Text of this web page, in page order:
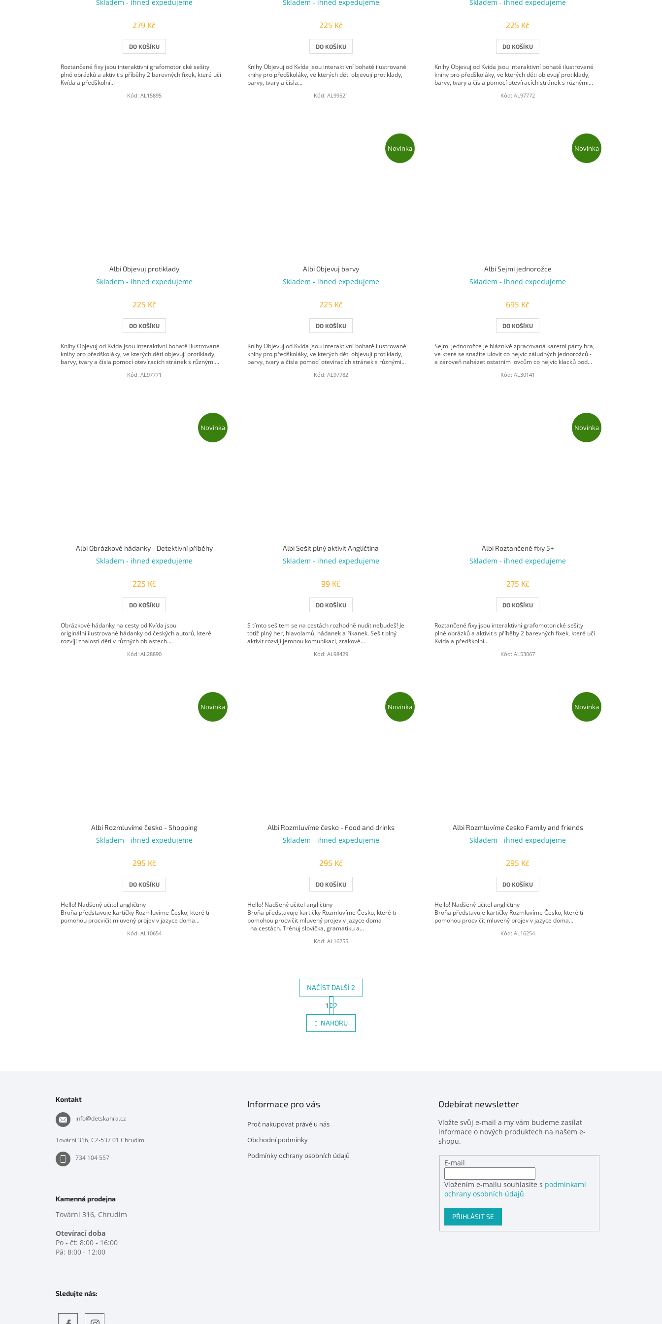
Skladem - ihned expedujeme
279 Kč
DO KOŠÍKU
Roztančené fixy jsou interaktivní grafomotorické sešity
plné obrázků a aktivit s příběhy 2 barevných fixek, které učí
Kvída a předškolní...
Kód: AL15895
Skladem - ihned expedujeme
225 Kč
DO KOŠÍKU
Knihy Objevuj od Kvída jsou interaktivní bohatě ilustrované
knihy pro předškoláky, ve kterých děti objevují protiklady,
barvy, tvary a čísla...
Kód: AL99521
Skladem - ihned expedujeme
225 Kč
DO KOŠÍKU
Knihy Objevuj od Kvída jsou interaktivní bohatě ilustrované
knihy pro předškoláky, ve kterých děti objevují protiklady,
barvy, tvary a čísla pomocí otevíracích stránek s různými...
Kód:AL97772
Albi Objevuj protiklady
Skladem - ihned expedujeme
225 Kč
DO KOŠÍKU
Knihy Objevuj od Kvída jsou interaktivní bohatě ilustrované
knihy pro předškoláky, ve kterých děti objevují protiklady,
barvy, tvary a čísla pomocí otevíracích stránek s různými...
Kód: AL97771
Novinka
Albi Objevuj barvy
Skladem - ihned expedujeme
225 Kč
DO KOŠÍKU
Knihy Objevuj od Kvída jsou interaktivní bohatě ilustrované
knihy pro předškoláky, ve kterých děti objevují protiklady,
barvy, tvary a čísla pomocí otevíracích stránek s různými...
Kód: AL97782
Novinka
Albi Sejmi jednorožce
Skladem - ihned expedujeme
695 Kč
DO KOŠÍKU
Sejmi jednorožce je bláznivě zpracovaná karetní párty hra,
ve které se snažíte ulovit co nejvíc záludných jednorožců -
a zároveň naházet ostatním lovcům co nejvíc klacků pod...
Kód:AL30141
Novinka
Albi Obrázkové hádanky - Detektivní příběhy
Skladem - ihned expedujeme
225 Kč
DO KOŠÍKU
Obrázkové hádanky na cesty od Kvída jsou
originální ilustrované hádanky od českých autorů, které
rozvíjí znalosti dětí v různých oblastech....
Kód: AL28890
Albi Sešit plný aktivit Angličtina
Skladem - ihned expedujeme
99 Kč
DO KOŠÍKU
S tímto sešitem se na cestách rozhodně nudit nebudeš! Je
totiž plný her, hlavolamů, hádanek a říkanek. Sešit plný
aktivit rozvíjí jemnou komunikaci, zrakové...
Kód: AL98429
Novinka
Albi Roztančené fixy 5+
Skladem - ihned expedujeme
275 Kč
DO KOŠÍKU
Roztančené fixy jsou interaktivní grafomotorické sešity
plné obrázků a aktivit s příběhy 2 barevných fixek, které učí
Kvída a předškolní...
Kód:AL53067
Novinka
Albi Rozmluvíme česko - Shopping
Skladem - ihned expedujeme
295 Kč
DO KOŠÍKU
Hello! Nadšený učitel angličtiny
Broňa představuje kartičky Rozmluvíme Česko, které ti
pomohou procvičit mluvený projev v jazyce doma...
Kód: AL10654
Novinka
Albi Rozmluvíme česko - Food and drinks
Skladem - ihned expedujeme
295 Kč
DO KOŠÍKU
Hello! Nadšený učitel angličtiny
Broňa představuje kartičky Rozmluvíme Česko, které ti
pomohou procvičit mluvený projev v jazyce doma
i na cestách. Trénuj slovíčka, gramatiku a...
Kód: AL16255
Novinka
Albi Rozmluvíme česko Family and friends
Skladem - ihned expedujeme
295 Kč
DO KOŠÍKU
Hello! Nadšený učitel angličtiny
Broňa představuje kartičky Rozmluvíme Česko, které ti
pomohou procvičit mluvený projev v jazyce doma...
Kód:AL16254
O
v
l
i
NAČÍST DALŠÍ 2
t
r
á
n
1 2
NAHORU
Kontakt
info@detskahra.cz
Tovární 316, CZ-537 01 Chrudim
734 104 557
Kamenná prodejna
Tovární 316, Chrudim
Otevírací doba
Po - čt: 8:00 - 16:00
Pá: 8:00 - 12:00
Sledujte nás:
Informace pro vás
Proč nakupovat právě u nás
Obchodní podmínky
Podmínky ochrany osobních údajů
Odebírat newsletter
Vložte svůj e-mail a my vám budeme zasílat
informace o nových produktech na našem e-
shopu.
E-mail
Vložením e-mailu souhlasíte s podmínkami
ochrany osobních údajů
PŘIHLÁSIT SE